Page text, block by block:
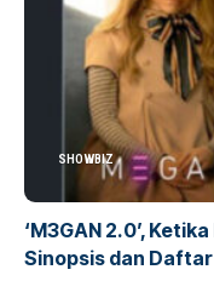
SHOWBIZ
‘M3GAN 2.0’,
Sinopsis dan